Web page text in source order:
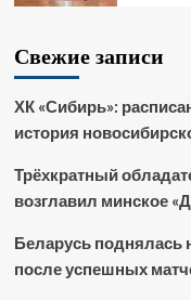
Свежие записи
ХК «Сибирь»:
история
Трёхкратный
возглавил минское
Беларусь поднялась
после успешных